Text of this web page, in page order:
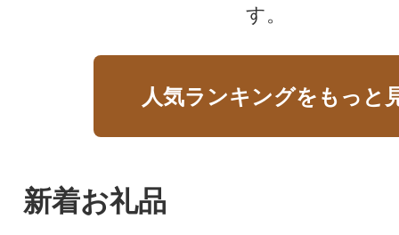
す。
人気ランキングをもっと
新着お礼品